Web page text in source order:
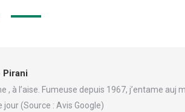
Pirani
à l’aise. Fumeuse depuis 1967, j’entame
(Source : Avis Google)